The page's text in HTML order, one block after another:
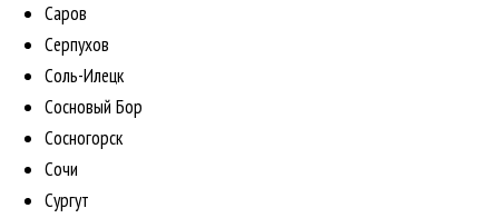
Саров
Серпухов
Соль-Илецк
Сосновый Бор
Сосногорск
Сочи
Сургут